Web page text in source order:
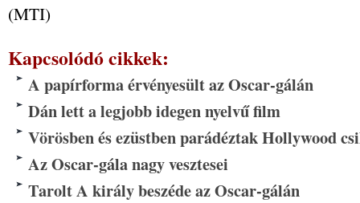
(MTI)
Kapcsolódó cikkek:
A papírforma érvényesült az Oscar-gálán
Dán lett a legjobb idegen nyelvű film
Vörösben és ezüstben parádéztak Hollywood
Az Oscar-gála nagy vesztesei
Tarolt A király beszéde az Oscar-gálán